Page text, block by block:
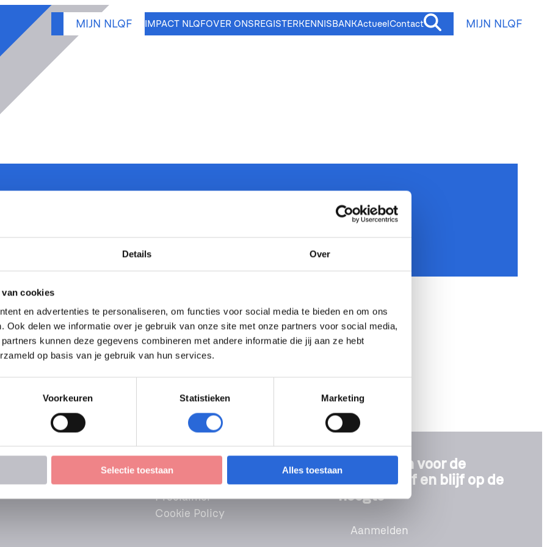
Details Over
cookies
en advertenties te personaliseren, om functies voor social media te bieden en om ons
Ook delen we informatie over je gebruik van onze site met onze partners voor social media,
kunnen deze gegevens combineren met andere informatie die jij aan ze hebt
op basis van je gebruik van hun services.
Voorkeuren Statistieken Marketing
Selectie toestaan Alles toestaan
MIJN NLQF IMPACT NLQFOVER ONSREGISTERKENNISBANKActueelContact MIJN NLQF
Leveringsvoorwaarden
Klacht of bezwaar
Proclaimer
Cookie Policy
Meld je aan voor de
nieuwsbrief en blijf op de
hoogte
Aanmelden